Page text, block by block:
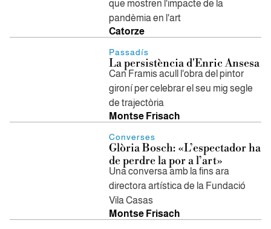
que mostren l'impacte de la
pandèmia en l'art
Catorze
Passadís
La persistència d'Enric Ansesa
Can Framis acull l'obra del pintor
gironí per celebrar el seu mig segle
de trajectòria
Montse Frisach
Converses
Glòria Bosch: «L’espectador ha
de perdre la por a l’art»
Una conversa amb la fins ara
directora artística de la Fundació
Vila Casas
Montse Frisach